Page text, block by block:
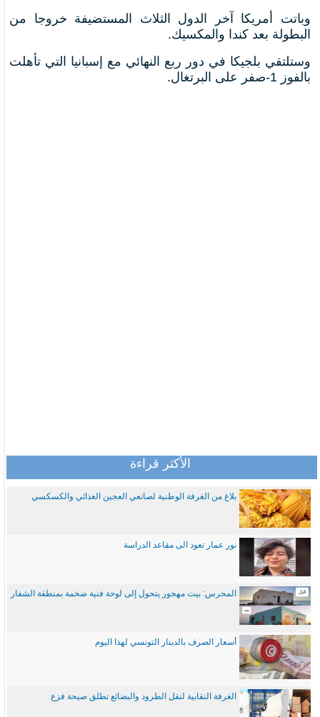
وباتت ⁠أمريكا آخر الدول الثلاث المستضيفة خروجا من
البطولة ‌بعد كندا والمكسيك.
وستلتقي بلجيكا في دور ربع النهائي مع إسبانيا ‌التي ⁠تأهلت
بالفوز 1-صفر على البرتغال.
الأكثر قراءة
بلاغ من الغرفة الوطنية لصانعي العجين الغذائي والكسكسي
نور عمار تعود الى مقاعد الدراسة
المحرس: بيت مهجور يتحول إلى لوحة فنية ضخمة بمنطقة الشفار
أسعار الصرف بالدينار التونسي لهذا اليوم
الغرفة النقابية لنقل الطرود والبضائع تطلق صيحة فزع